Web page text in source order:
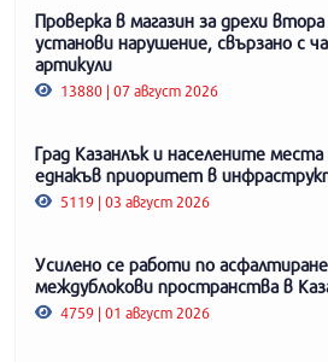
Проверка в магазин за дрехи
установи нарушение, свързано с
артикули
13880 | 07 август 2026
Град Казанлък и населените
еднакъв приоритет в
5119 | 03 август 2026
Усилено се работи по
междублокови пространства в
4759 | 01 август 2026